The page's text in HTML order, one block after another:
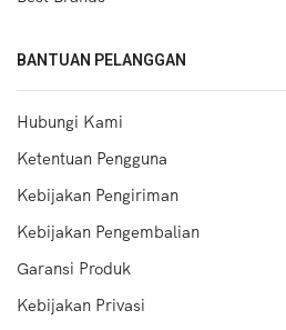
BANTUAN PELANGGAN
Hubungi Kami
Ketentuan Pengguna
Kebijakan Pengiriman
Kebijakan Pengembalian
Garansi Produk
Kebijakan Privasi